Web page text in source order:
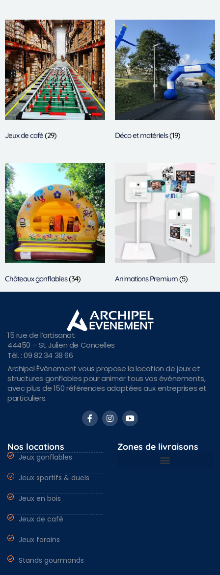
Jeux de café(29) Déco et matériels(19)
Châteaux gonflables(34) Animations Premium(5)
15 rue de l’artisanat
44450 – St Julien de Concelles
Tél. : 09 82 34 38 66
Archipel Événement vous propose la location de jeux et
structures gonflables pour animer tous vos événements,
avec plus de 150 références adaptées aux entreprises et
particuliers.
Nos locations
Jeux gonflables
Jeux sportifs & duels
Jeux en bois
Jeux de café
Jeux forains
Stands gourmands
Zones de livraisons